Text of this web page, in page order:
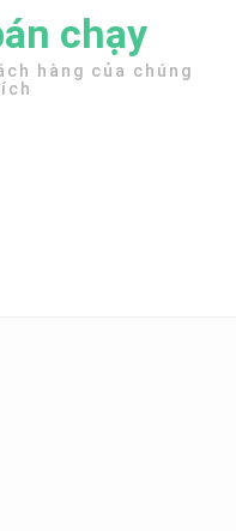
chạy
hàng của chúng